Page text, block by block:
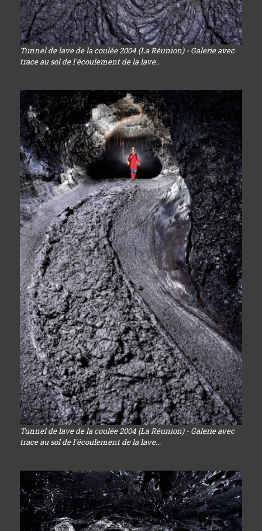
Tunnel de lave de la coulée 2004 (La Réunion) - Galerie avec
trace au sol de l'écoulement de la lave...
Tunnel de lave de la coulée 2004 (La Réunion) - Galerie avec
trace au sol de l'écoulement de la lave...